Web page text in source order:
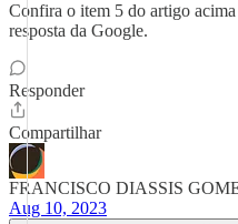
Confira o item 5 do artigo
resposta da Google.
Responder
Compartilhar
FRANCISCO DIASSIS
Aug 10, 2023